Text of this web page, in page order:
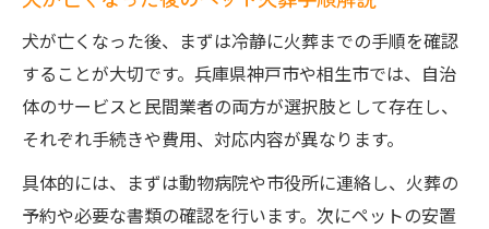
返骨を重視する場合の選択基準解説
遺骨の取り扱いと手元供養のポイント
経済的負担を抑えたペット火葬の進め方
費用を抑えられるペット火葬の選び方
ペット火葬の費用相場と経済的工夫例
火葬費用が厳しいときの相談先と対策
犬が亡くなった後、まずは冷静に火葬までの手順を確認
することが大切です。兵庫県神戸市や相生市では、自治
体のサービスと民間業者の両方が選択肢として存在し、
それぞれ手続きや費用、対応内容が異なります。
具体的には、まずは動物病院や市役所に連絡し、火葬の
予約や必要な書類の確認を行います。次にペットの安置